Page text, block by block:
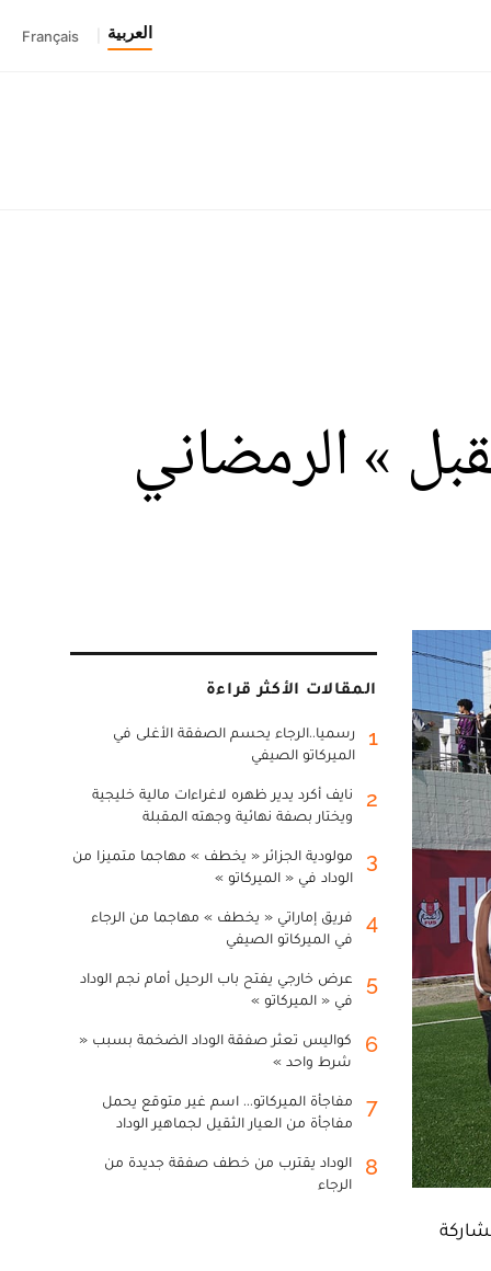
العربية Français
» الرمضاني
المقالات الأكثر قراءة
1
رسميا..الرجاء يحسم الصفقة الأغلى في
الميركاتو الصيفي
2
نايف أكرد يدير ظهره لاغراءات مالية خليجية
ويختار بصفة نهائية وجهته المقبلة
3
مولودية الجزائر « يخطف » مهاجما متميزا من
الوداد في « الميركاتو »
4
فريق إماراتي « يخطف » مهاجما من الرجاء
في الميركاتو الصيفي
5
عرض خارجي يفتح باب الرحيل أمام نجم الوداد
في « الميركاتو »
6
كواليس تعثر صفقة الوداد الضخمة بسبب «
شرط واحد »
7
مفاجأة الميركاتو... اسم غير متوقع يحمل
مفاجأة من العيار الثقيل لجماهير الوداد
8
الوداد يقترب من خطف صفقة جديدة من
الرجاء